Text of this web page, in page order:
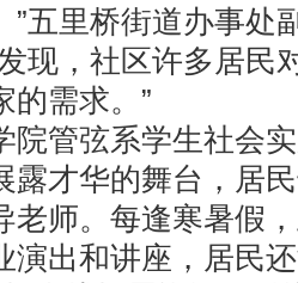
”五里桥街道办事处
现，社区许多居民
的需求。”
管弦系学生社会实
露才华的舞台，居
老师。每逢寒暑假
演出和讲座，居民